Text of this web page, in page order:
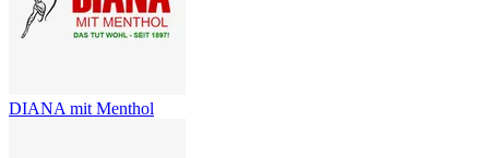
DIANA mit Menthol